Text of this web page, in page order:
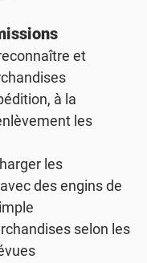
et
à la
les
les
des engins de
selon les